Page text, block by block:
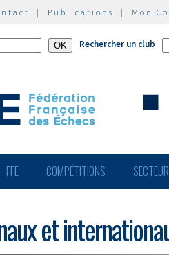
| Publications | Mon
Rechercher un club
FFE COMPÉTITIONS
et